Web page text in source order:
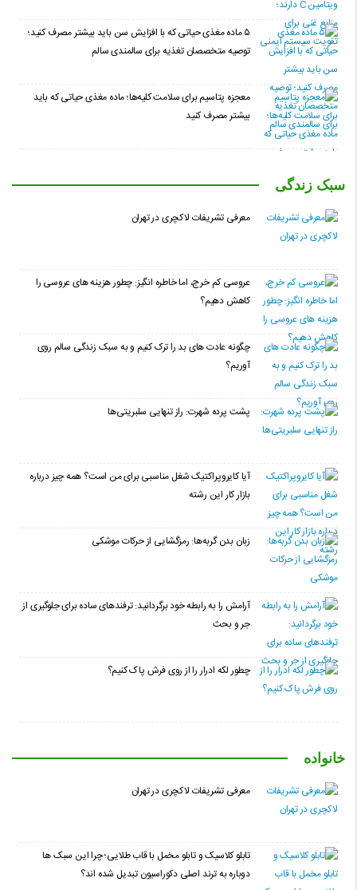
۵ ماده مغذی حیاتی که با افزایش سن باید بیشتر مصرف کنید؛
توصیه متخصصان تغذیه برای سالمندی سالم
معجزه پتاسیم برای سلامت کلیه‌ها؛ ماده مغذی حیاتی که باید
بیشتر مصرف کنید
سبک زندگی
معرفی تشریفات لاکچری در تهران
عروسی کم خرج، اما خاطره انگیز: چطور هزینه های عروسی را
کاهش دهیم؟
چگونه عادت‌ های بد را ترک کنیم و به سبک زندگی سالم روی
آوریم؟
پشت پرده شهرت: راز تنهایی سلبریتی‌ها
آیا کایروپراکتیک شغل مناسبی برای من است؟ همه چیز درباره
بازار کار این رشته
زبان بدن گربه‌ها: رمزگشایی از حرکات موشکی
آرامش را به رابطه خود برگردانید: ترفندهای ساده برای جلوگیری از
جر و بحث
چطور لکه ادرار را از روی فرش پاک کنیم؟
خانواده
معرفی تشریفات لاکچری در تهران
تابلو کلاسیک و تابلو مخمل با قاب طلایی؛ چرا این سبک ها
دوباره به ترند اصلی دکوراسیون تبدیل شده اند؟